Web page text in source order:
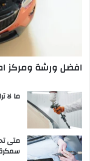
افضل ورشة ومركز
ما لا
متى